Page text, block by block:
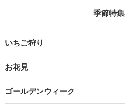
季節特集
いちご狩り
お花見
ゴールデンウィーク